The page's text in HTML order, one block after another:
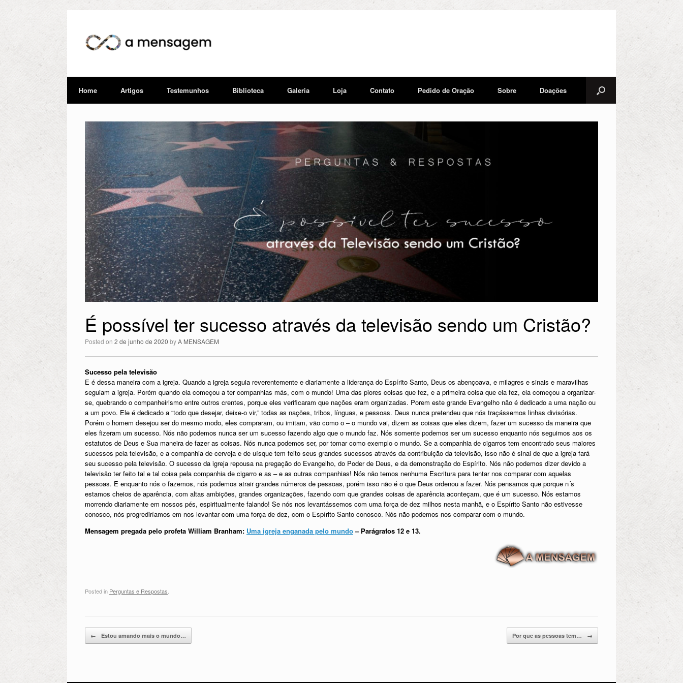
Home Artigos Testemunhos Biblioteca Galeria Loja Contato Pedido de Oração Sobre Doações
É possível ter sucesso através da televisão sendo um Cristão?
Posted on 2 de junho de 2020 byA MENSAGEM
Sucesso pela televisão
E é dessa maneira com a igreja. Quando a igreja seguia reverentemente e diariamente a liderança do Espírito Santo, Deus os abençoava, e milagres e sinais e maravilhas
seguiam a igreja. Porém quando ela começou a ter companhias más, com o mundo! Uma das piores coisas que fez, e a primeira coisa que ela fez, ela começou a organizar-
se, quebrando o companheirismo entre outros crentes, porque eles verificaram que nações eram organizadas. Porem este grande Evangelho não é dedicado a uma nação ou
a um povo. Ele é dedicado a “todo que desejar, deixe-o vir,” todas as nações, tribos, línguas, e pessoas. Deus nunca pretendeu que nós traçássemos linhas divisórias.
Porém o homem desejou ser do mesmo modo, eles compraram, ou imitam, vão como o – o mundo vai, dizem as coisas que eles dizem, fazer um sucesso da maneira que
eles fizeram um sucesso. Nós não podemos nunca ser um sucesso fazendo algo que o mundo faz. Nós somente podemos ser um sucesso enquanto nós seguimos aos os
estatutos de Deus e Sua maneira de fazer as coisas. Nós nunca podemos ser, por tomar como exemplo o mundo. Se a companhia de cigarros tem encontrado seus maiores
sucessos pela televisão, e a companhia de cerveja e de uísque tem feito seus grandes sucessos através da contribuição da televisão, isso não é sinal de que a igreja fará
seu sucesso pela televisão. O sucesso da igreja repousa na pregação do Evangelho, do Poder de Deus, e da demonstração do Espírito. Nós não podemos dizer devido a
televisão ter feito tal e tal coisa pela companhia de cigarro e as – e as outras companhias! Nós não temos nenhuma Escritura para tentar nos comparar com aquelas
pessoas. E enquanto nós o fazemos, nós podemos atrair grandes números de pessoas, porém isso não é o que Deus ordenou a fazer. Nós pensamos que porque n´s
estamos cheios de aparência, com altas ambições, grandes organizações, fazendo com que grandes coisas de aparência aconteçam, que é um sucesso. Nós estamos
morrendo diariamente em nossos pés, espiritualmente falando! Se nós nos levantássemos com uma força de dez milhos nesta manhã, e o Espírito Santo não estivesse
conosco, nós progrediríamos em nos levantar com uma força de dez, com o Espírito Santo conosco. Nós não podemos nos comparar com o mundo.
Mensagem pregada pelo profeta William Branham: Uma igreja enganada pelo mundo– Parágrafos 12 e 13.
Posted in Perguntas e Respostas
Post navigation
← Estou amando mais o mundo… Por que as pessoas tem… →